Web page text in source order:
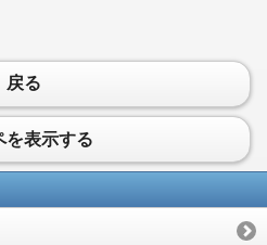
戻る
を表示する